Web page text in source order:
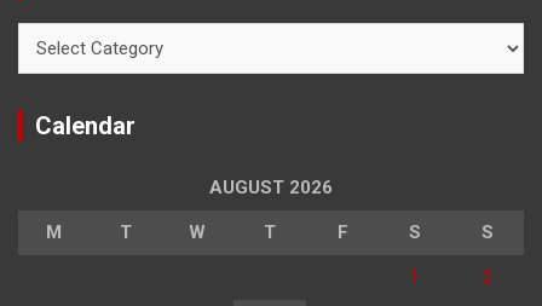
Calendar
AUGUST 2026
M T W T F S S
1 2